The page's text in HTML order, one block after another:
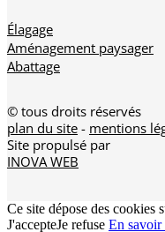
Élagage
Aménagement paysager
Abattage
© tous droits réservés
plan du site - mentions
Site propulsé par
INOVA WEB
Ce site dépose des cookies
J'accepteJe refuse En savoir